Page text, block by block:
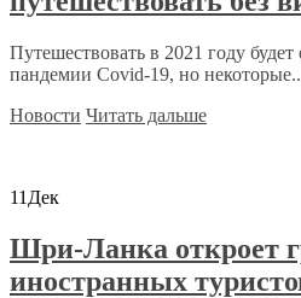
Путешествовать в 2021 году
пандемии Covid-19, но
Новости Читать дальше
11 Дек
Шри-Ланка откроет
иностранных